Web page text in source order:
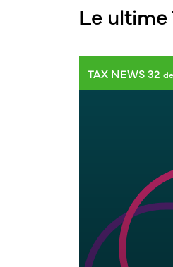
Le ultime
TAX NEWS 32